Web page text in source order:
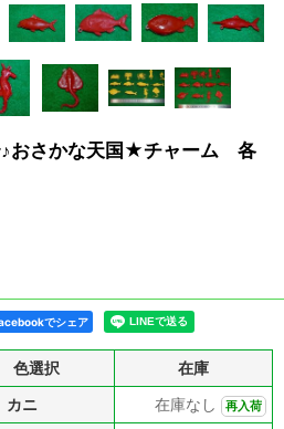
♪おさかな天国★チャーム 各
でシェア
色選択 在庫
ニ 在庫なし 再入荷